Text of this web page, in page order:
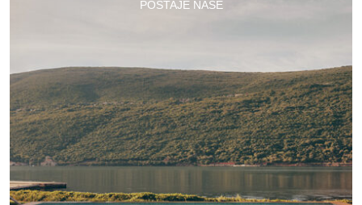
POSTAJE NAŠE